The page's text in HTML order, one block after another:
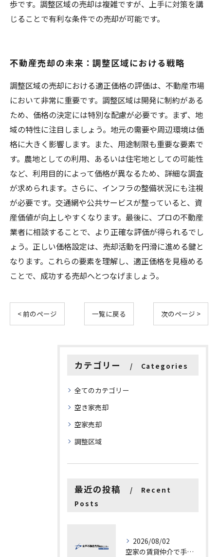
歩です。調整区域の売却は複雑ですが、上手に対策を講
じることで有利な条件での売却が可能です。
不動産売却の未来：調整区域における戦略
調整区域の売却における適正価格の評価は、不動産市場
において非常に重要です。調整区域は開発に制約がある
ため、価格の決定には特別な配慮が必要です。まず、地
域の特性に注目しましょう。地元の需要や周辺環境は価
格に大きく影響します。また、用途制限も重要な要素で
す。農地としての利用、あるいは住宅地としての可能性
など、利用目的によって価格が異なるため、詳細な調査
が求められます。さらに、インフラの整備状況にも注視
が必要です。交通網や公共サービスが整っていると、資
産価値が向上しやすくなります。最後に、プロの不動産
業者に相談することで、より正確な評価が得られるでし
ょう。正しい価格設定は、売却活動を円滑に進める鍵と
なります。これらの要素を理解し、適正価格を見極める
ことで、成功する売却へとつなげましょう。
< 前のページ 一覧に戻る 次のページ >
カテゴリー Categories
全てのカテゴリー
空き家売却
空家売却
調整区域
最近の投稿
Recent
Posts
2026/08/02
空家の賃貸仲介で手数料と上限を徹底解説し200万円物件の注意点も紹介